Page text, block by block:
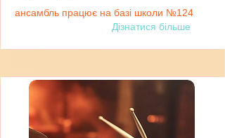
ансамбль працює на базі школи №124
Дізнатися більше